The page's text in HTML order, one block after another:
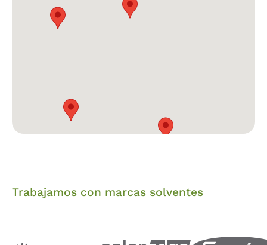
Trabajamos con marcas solventes